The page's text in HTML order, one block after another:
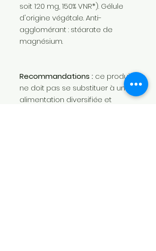
soit 120 mg, 150% VNR*). Gélule
d'origine végétale. Anti-
agglomérant : stéarate de
magnésium.
Recommandations : ce produit
ne doit pas se substituer à une
alimentation diversifiée et